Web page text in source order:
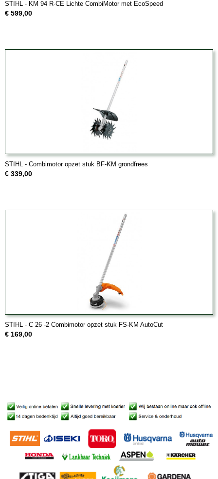
STIHL - KM 94 R-CE Lichte CombiMotor met EcoSpeed
€ 599,00
STIHL - Combimotor opzet stuk BF-KM grondfrees
€ 339,00
STIHL - C 26 -2 Combimotor opzet stuk FS-KM AutoCut
€ 169,00